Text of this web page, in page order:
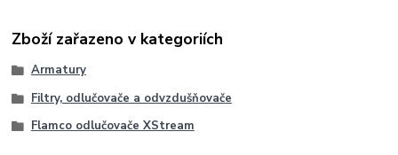
Zboží zařazeno v kategoriích
Armatury
Filtry, odlučovače a odvzdušňovače
Flamco odlučovače XStream